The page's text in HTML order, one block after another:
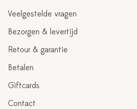
Veelgestelde vragen
Bezorgen & levertijd
Retour & garantie
Betalen
Giftcards
Contact